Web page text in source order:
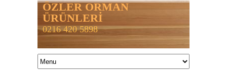
ÖZLER ORMAN
ÜRÜNLERİ
0216 420 5898